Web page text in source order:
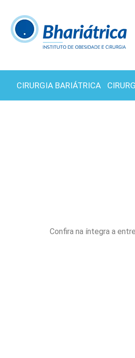
CIRURGIA BARIÁTRICA
Confira na íntegra a